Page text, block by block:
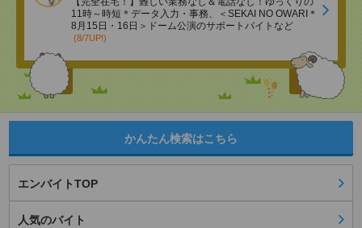
11時～時短＊データ入力・事務、＜SEKAI NO OWARI＊
8月15日・16日＞ドーム公演のサポートバイトなど
(8/7UP!)
かんたん検索はこちら
エンバイトTOP
人気のバイト